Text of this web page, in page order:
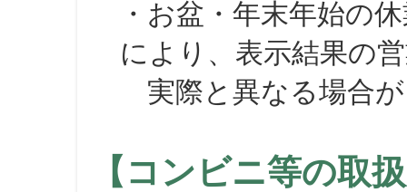
・お盆・年末年始の
により、表示結果の
実際と異なる場合が
【コンビニ等の取